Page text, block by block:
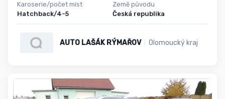
Karoserie/počet míst
Hatchback/4-5
Země původu
Česká republika
AUTO LAŠÁK RÝMAŘOV Olomoucký kraj